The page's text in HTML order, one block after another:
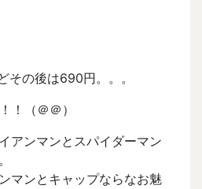
その後は690円。。。
！（＠＠）
アンマンとスパイダーマン
マンとキャップならなお魅